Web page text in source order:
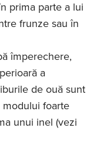
prima parte a lui
frunze sau în
împerechere,
a
de ouă sunt
foarte
unui inel (vezi